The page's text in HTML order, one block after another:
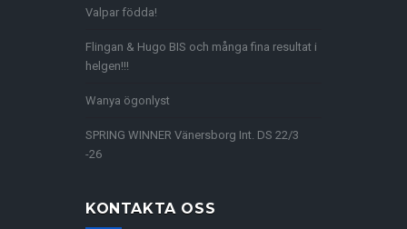
Valpar födda!
Flingan & Hugo BIS och många fina resultat i
helgen!!!
Wanya ögonlyst
SPRING WINNER Vänersborg Int. DS 22/3
-26
KONTAKTA OSS